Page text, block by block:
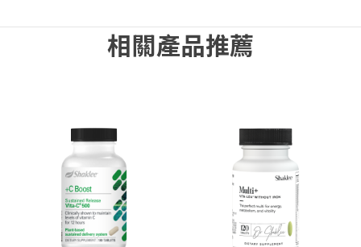
相關產品推薦